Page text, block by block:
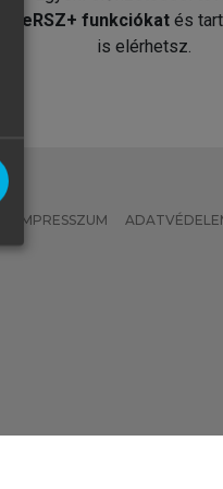
MeRSZ+ funkciókat és
is elérhetsz.
IMPRESSZUM